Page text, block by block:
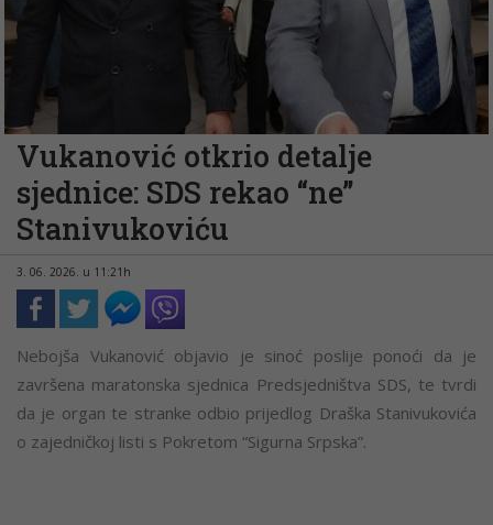
Vukanović otkrio detalje
sjednice: SDS rekao “ne”
Stanivukoviću
3. 06. 2026. u 11:21h
Nebojša Vukanović objavio je sinoć poslije ponoći da je
završena maratonska sjednica Predsjedništva SDS, te tvrdi
da je organ te stranke odbio prijedlog Draška Stanivukovića
o zajedničkoj listi s Pokretom “Sigurna Srpska”.